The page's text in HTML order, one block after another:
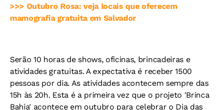
>>> Outubro Rosa: veja locais que oferecem
mamografia gratuita em Salvador
Serão 10 horas de shows, oficinas, brincadeiras e
atividades gratuitas. A expectativa é receber 1500
pessoas por dia. As atividades acontecem sempre das
15h às 20h. Esta é a primeira vez que o projeto 'Brinca
Bahia' acontece em outubro para celebrar o Dia das